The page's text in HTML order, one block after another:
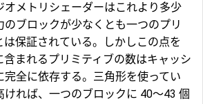
オメトリシェーダーはこれより多少
ブロックが少なくとも一つのプリ
は保証されている。しかしこの点を
含まれるプリミティブの数はキャッシ
完全に依存する。三角形を使ってい
ければ、一つのブロックに 40～43 個